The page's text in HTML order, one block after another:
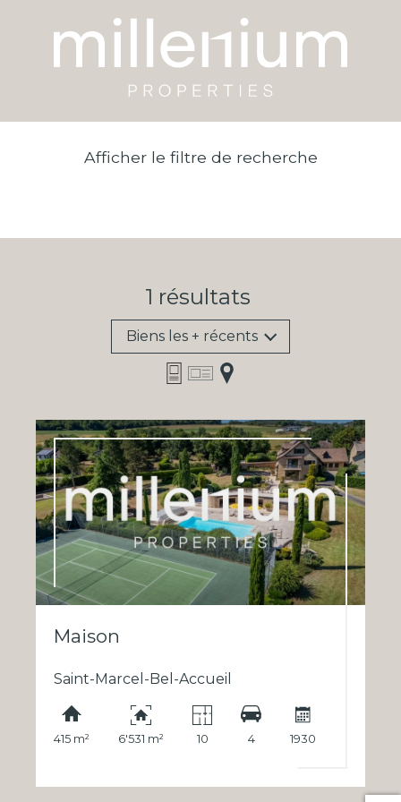
Afficher le filtre de recherche
1 résultats
Biens les + récents
Maison
Saint-Marcel-Bel-Accueil
415 m² 6'531 m² 10 4 1930